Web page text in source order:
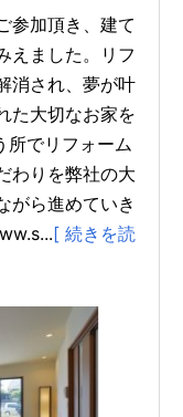
参加頂き、建て
えました。リフ
消され、夢が叶
た大切なお家を
所でリフォーム
わりを弊社の大
がら進めていき
[ 続きを読